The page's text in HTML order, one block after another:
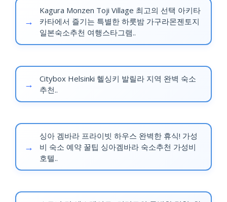
Kagura Monzen Toji Village 최고의 선택 아키타
카타에서 즐기는 특별한 하룻밤 가구라몬젠토지
일본숙소추천 여행스타그램..
Citybox Helsinki 헬싱키 발릴라 지역 완벽 숙소
추천..
싱아 겜바라 프라이빗 하우스 완벽한 휴식! 가성
비 숙소 예약 꿀팁 싱아겜바라 숙소추천 가성비
호텔..